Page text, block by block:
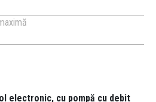
electronic, cu pompă cu debit